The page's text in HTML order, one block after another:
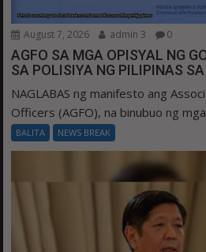
August 7, 2026 admin 3 0
AGFO SA MGA OPISYAL NG
SA POLISIYA NG PILIPINAS
NAGLABAS ng manifesto ang
Officers (AGFO), na binubuo ng
BALITA NEWS BREAK